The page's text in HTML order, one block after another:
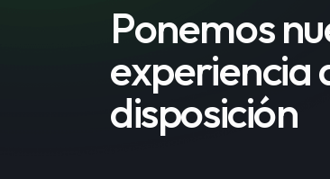
Ponemos
experiencia
disposición